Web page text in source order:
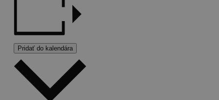
Pridať do kalendára